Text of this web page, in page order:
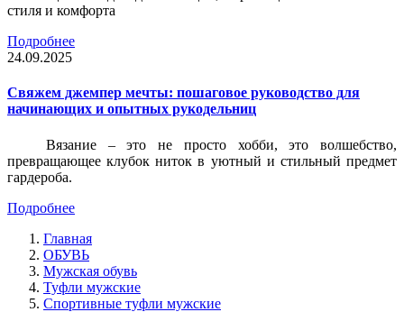
стиля и комфорта
Подробнее
24.09.2025
Свяжем джемпер мечты: пошаговое руководство для
начинающих и опытных рукодельниц
Вязание – это не просто хобби, это волшебство,
превращающее клубок ниток в уютный и стильный предмет
гардероба.
Подробнее
Главная
ОБУВЬ
Мужская обувь
Туфли мужские
Спортивные туфли мужские